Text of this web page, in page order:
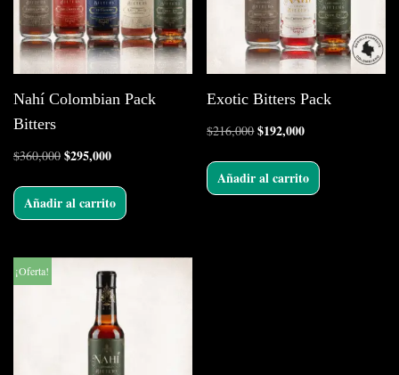
Nahí Colombian Pack
Bitters
$360,000 $295,000
Añadir al carrito
Exotic Bitters Pack
$216,000 $192,000
Añadir al carrito
¡Oferta!